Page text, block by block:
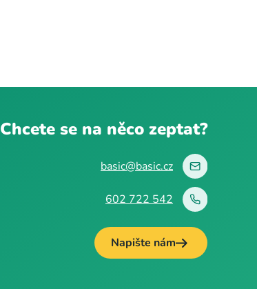
Chcete se na něco zeptat?
basic@basic.cz
602 722 542
Napište nám